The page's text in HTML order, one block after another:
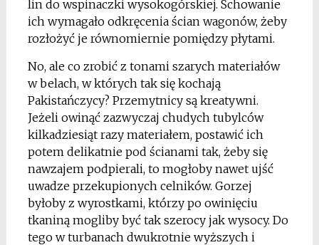
lin do wspinaczki wysokogórskiej. Schowanie
ich wymagało odkręcenia ścian wagonów, żeby
rozłożyć je równomiernie pomiędzy płytami.
No, ale co zrobić z tonami szarych materiałów
w belach, w których tak się kochają
Pakistańczycy? Przemytnicy są kreatywni.
Jeżeli owinąć zazwyczaj chudych tubylców
kilkadziesiąt razy materiałem, postawić ich
potem delikatnie pod ścianami tak, żeby się
nawzajem podpierali, to mogłoby nawet ujść
uwadze przekupionych celników. Gorzej
byłoby z wyrostkami, którzy po owinięciu
tkaniną mogliby być tak szerocy jak wysocy. Do
tego w turbanach dwukrotnie wyższych i